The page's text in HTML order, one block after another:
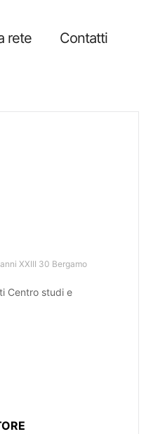
rete Contatti
XXIII 30 Bergamo
Centro studi e